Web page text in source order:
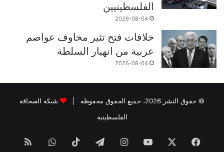
الفلسطينيين
2026-08-04
خلافات فتح تثير مخاوف عواصم
عربية من انهيار السلطة
2026-08-04
© حقوق النشر 2026، جميع الحقوق محفوظة |
شبكة الصحافة
الفلسطينية
فيسبوك ‫YouTubeانستقرامتيلقرام ‫TikTokواتسابملخص